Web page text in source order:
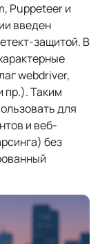
Puppeteer и
введен
защитой. В
webdriver,
пр.). Таким
для
и веб-
без